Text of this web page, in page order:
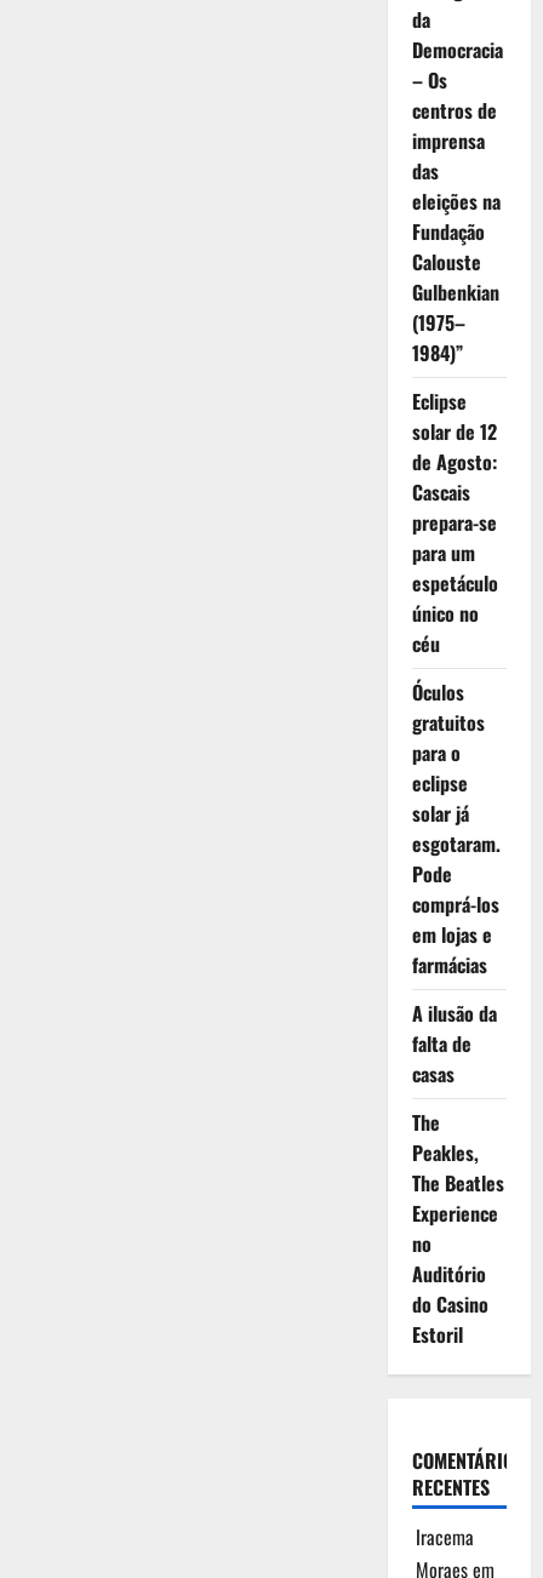
da
Democracia
– Os
centros de
imprensa
das
eleições na
Fundação
Calouste
Gulbenkian
(1975–
1984)”
Eclipse
solar de 12
de Agosto:
Cascais
prepara-se
para um
espetáculo
único no
céu
Óculos
gratuitos
para o
eclipse
solar já
esgotaram.
Pode
comprá-los
em lojas e
farmácias
A ilusão da
falta de
casas
The
Peakles,
The Beatles
Experience
no
Auditório
do Casino
Estoril
COMENTÁRIOS
RECENTES
Iracema
Moraesem